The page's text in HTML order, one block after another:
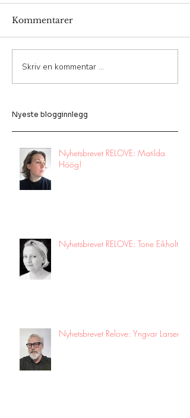
Kommentarer
Skriv en kommentar …
Nyeste blogginnlegg
Nyhetsbrevet RELOVE: Matilda
Höög!
Nyhetsbrevet RELOVE: Tone Eikholt!
Nyhetsbrevet Relove: Yngvar Larsen!